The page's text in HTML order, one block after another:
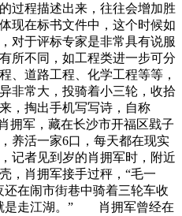
过程描述出来，往往会增加胜
现在标书文件中，这个时候如
对于评标专家是非常具有说服
所不同，如工程类进一步可分
、道路工程、化学工程等等，
非常大，投骑着小三轮，收拾
，掏出手机写写诗，自称
拥军，藏在长沙市开福区戥子
养活一家6口，每天都在现实
者见到岁的肖拥军时，附近
，肖拥军接手过秤，“毛一
在闹市街巷中骑着三轮车收
是走江湖。” 肖拥军曾经在